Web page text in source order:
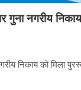
नगरीय
निकाय को मिला